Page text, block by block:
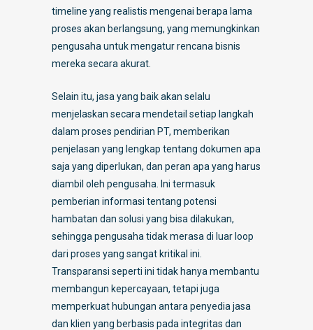
timeline yang realistis mengenai berapa lama
proses akan berlangsung, yang memungkinkan
pengusaha untuk mengatur rencana bisnis
mereka secara akurat.
Selain itu, jasa yang baik akan selalu
menjelaskan secara mendetail setiap langkah
dalam proses pendirian PT, memberikan
penjelasan yang lengkap tentang dokumen apa
saja yang diperlukan, dan peran apa yang harus
diambil oleh pengusaha. Ini termasuk
pemberian informasi tentang potensi
hambatan dan solusi yang bisa dilakukan,
sehingga pengusaha tidak merasa di luar loop
dari proses yang sangat kritikal ini.
Transparansi seperti ini tidak hanya membantu
membangun kepercayaan, tetapi juga
memperkuat hubungan antara penyedia jasa
dan klien yang berbasis pada integritas dan